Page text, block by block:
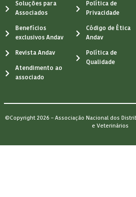
Soluções para
Associados
Benefícios
exclusivos Andav
Revista Andav
Atendimento ao
associado
Política de
Privacidade
Código de Ética
Andav
Política de
Qualidade
©Copyright 2026 – Associação Nacional dos
e Veterinários